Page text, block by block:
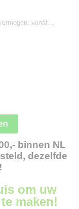
vanaf…
binnen NL
dezelfde
om uw
maken!